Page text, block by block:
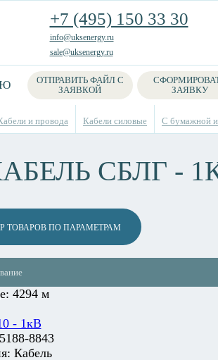
+7 (495) 150 33 30
info@uksenergy.ru
sale@uksenergy.ru
ОТПРАВИТЬ ФАЙЛ С
ЗАЯВКОЙ
ЗАЯВКУ
и провода Кабели силовые С бумажной
СБЛГ -
ТОВАРОВ ПО ПАРАМЕТРАМ
4294 м
- 1кВ
5188-8843
Кабель